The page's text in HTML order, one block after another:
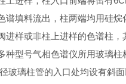
谱填料流出，柱两端均用硅烷
进样或非柱上进样的色谱柱，
种型号气相色谱仪所用玻璃柱
玻璃柱管的入口处均设有斜